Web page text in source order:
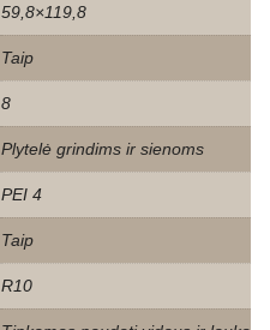
59,8×119,8
Taip
8
Plytelė grindims ir sienoms
PEI 4
Taip
R10